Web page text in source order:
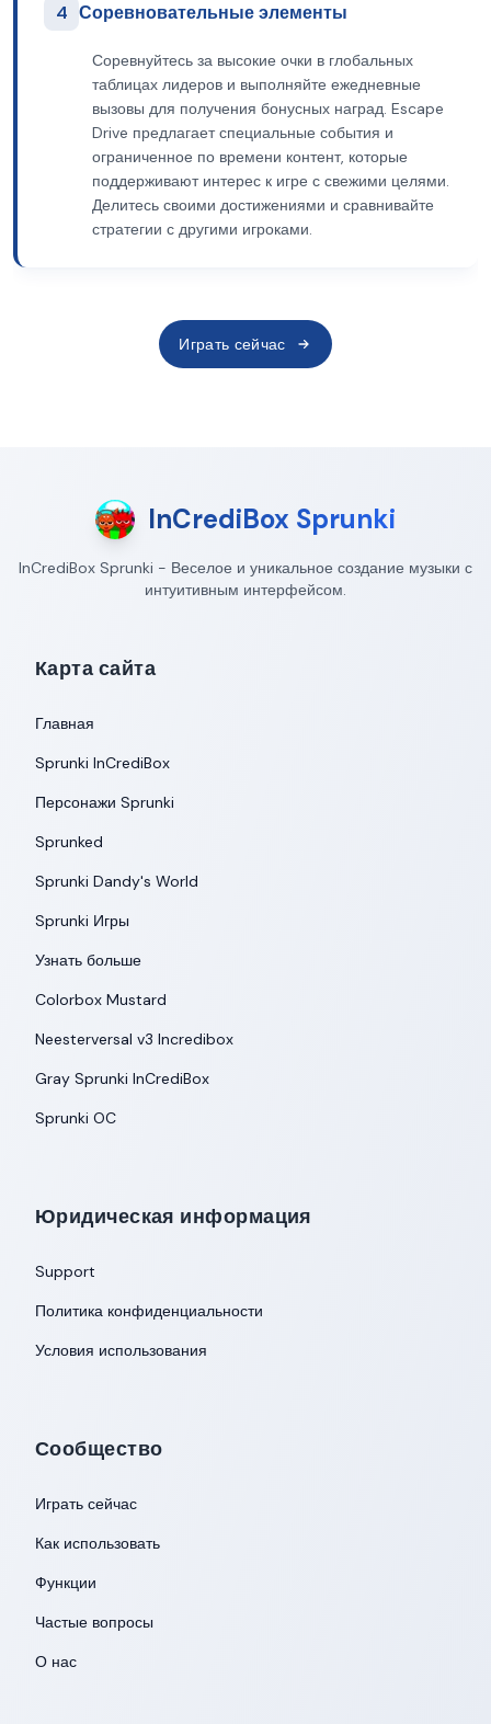
4 Соревновательные элементы
Соревнуйтесь за высокие очки в глобальных
таблицах лидеров и выполняйте ежедневные
вызовы для получения бонусных наград. Escape
Drive предлагает специальные события и
ограниченное по времени контент, которые
поддерживают интерес к игре с свежими целями.
Делитесь своими достижениями и сравнивайте
стратегии с другими игроками.
Играть сейчас
InCrediBox Sprunki
InCrediBox Sprunki - Веселое и уникальное создание музыки с
интуитивным интерфейсом.
Карта сайта
Главная
Sprunki InCrediBox
Персонажи Sprunki
Sprunked
Sprunki Dandy's World
Sprunki Игры
Узнать больше
Colorbox Mustard
Neesterversal v3 Incredibox
Gray Sprunki InCrediBox
Sprunki OC
Юридическая информация
Support
Политика конфиденциальности
Условия использования
Сообщество
Играть сейчас
Как использовать
Функции
Частые вопросы
О нас